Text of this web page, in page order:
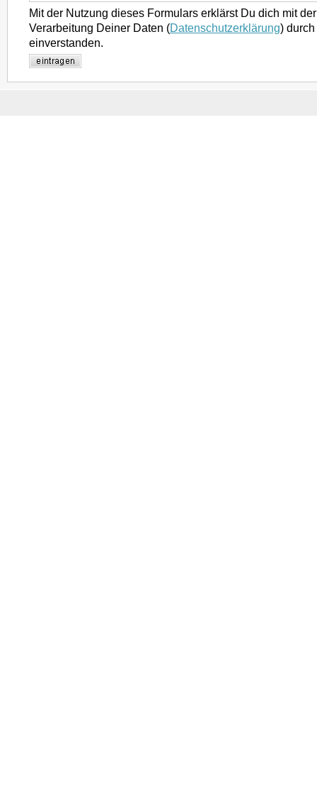
Mit der Nutzung dieses Formulars erklärst Du dich mit
Verarbeitung Deiner Daten (Datenschutzerklärung)
einverstanden.